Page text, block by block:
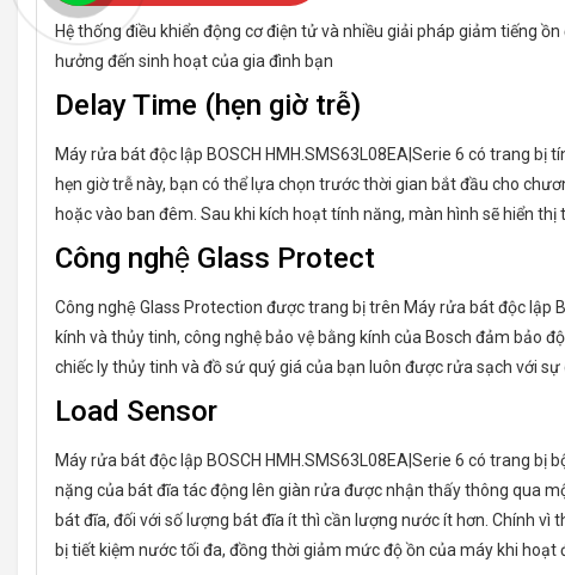
Hệ thống điều khiển động cơ điện tử và nhiều giải pháp giảm tiếng
hưởng đến sinh hoạt của gia đình bạn
Delay Time (hẹn giờ trễ)
Máy rửa bát độc lập BOSCH HMH.SMS63L08EA|Serie 6 có trang
hẹn giờ trễ này, bạn có thể lựa chọn trước thời gian bắt đầu cho
hoặc vào ban đêm. Sau khi kích hoạt tính năng, màn hình sẽ hiển
Công nghệ Glass Protect
Công nghệ Glass Protection được trang bị trên Máy rửa bát độc lập
kính và thủy tinh, công nghệ bảo vệ bằng kính của Bosch đảm bảo
chiếc ly thủy tinh và đồ sứ quý giá của bạn luôn được rửa sạch với sự
Load Sensor
Máy rửa bát độc lập BOSCH HMH.SMS63L08EA|Serie 6 có trang
nặng của bát đĩa tác động lên giàn rửa được nhận thấy thông qua
bát đĩa, đối với số lượng bát đĩa ít thì cần lượng nước ít hơn. Chính
bị tiết kiệm nước tối đa, đồng thời giảm mức độ ồn của máy khi hoạt